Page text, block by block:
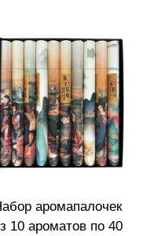
аромапалочек
10 ароматов по 40